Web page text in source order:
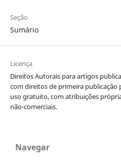
Seção
Sumário
Licença
Direitos Autorais para artigos
com direitos de primeira publicação
uso gratuito, com atribuições
não-comerciais.
Navegar